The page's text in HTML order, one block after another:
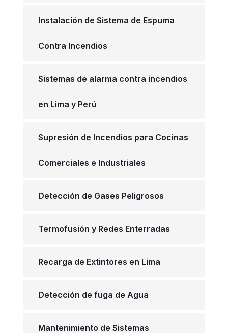
Instalación de Sistema de Espuma
Contra Incendios
Sistemas de alarma contra incendios
en Lima y Perú
Supresión de Incendios para Cocinas
Comerciales e Industriales
Detección de Gases Peligrosos
Termofusión y Redes Enterradas
Recarga de Extintores en Lima
Detección de fuga de Agua
Mantenimiento de Sistemas